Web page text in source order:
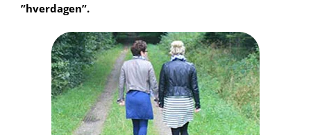
”hverdagen”.